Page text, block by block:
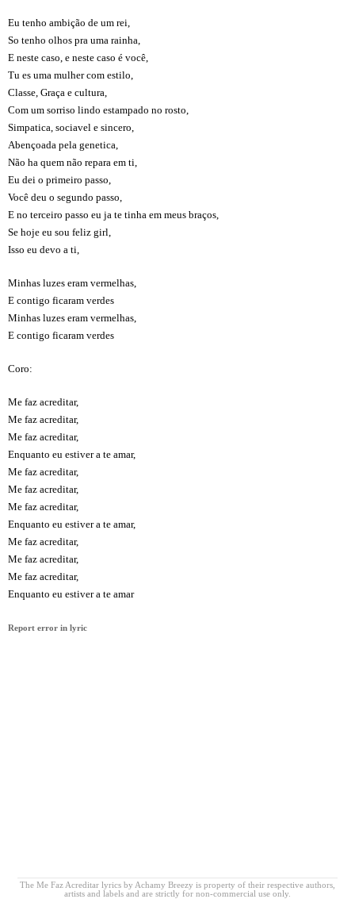
Eu tenho ambição de um rei,
So tenho olhos pra uma rainha,
E neste caso, e neste caso é você,
Tu es uma mulher com estilo,
Classe, Graça e cultura,
Com um sorriso lindo estampado no rosto,
Simpatica, sociavel e sincero,
Abençoada pela genetica,
Não ha quem não repara em ti,
Eu dei o primeiro passo,
Você deu o segundo passo,
E no terceiro passo eu ja te tinha em meus braços,
Se hoje eu sou feliz girl,
Isso eu devo a ti,
Minhas luzes eram vermelhas,
E contigo ficaram verdes
Minhas luzes eram vermelhas,
E contigo ficaram verdes
Coro:
Me faz acreditar,
Me faz acreditar,
Me faz acreditar,
Enquanto eu estiver a te amar,
Me faz acreditar,
Me faz acreditar,
Me faz acreditar,
Enquanto eu estiver a te amar,
Me faz acreditar,
Me faz acreditar,
Me faz acreditar,
Enquanto eu estiver a te amar
Report error in lyric
The Me Faz Acreditar lyrics by Achamy Breezy is property of their respective authors,
artists and labels and are strictly for non-commercial use only.